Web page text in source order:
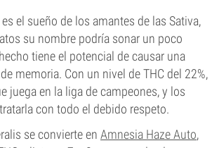
el sueño de los amantes de las Sativa,
su nombre podría sonar un poco
tiene el potencial de causar una
memoria. Con un nivel de THC del 22%,
juega en la liga de campeones, y los
con todo el debido respeto.
se convierte en Amnesia Haze Auto,